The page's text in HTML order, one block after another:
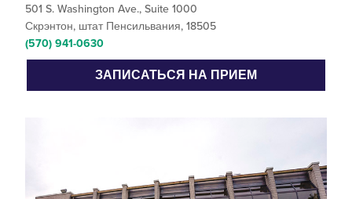
501 S. Washington Ave., Suite 1000
Скрэнтон, штат Пенсильвания, 18505
(570) 941-0630
ЗАПИСАТЬСЯ НА ПРИЕМ